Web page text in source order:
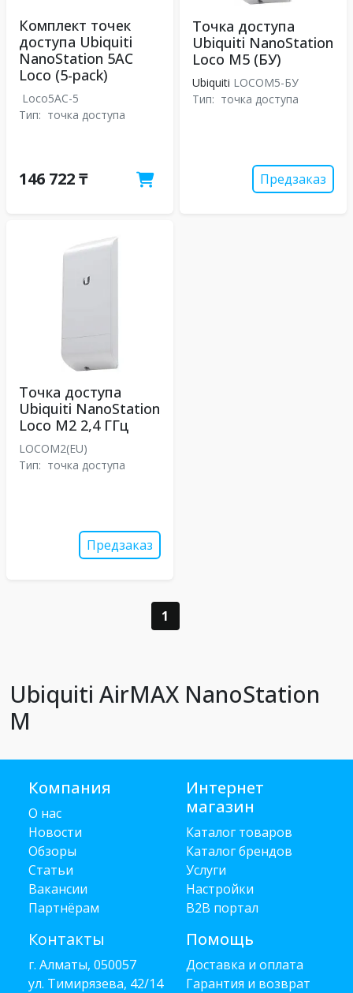
Комплект точек
доступа Ubiquiti
NanoStation 5AC
Loco (5-pack)
Loco5AC-5
Тип: точка доступа
146 722 ₸
Точка доступа
Ubiquiti NanoStation
Loco M5 (БУ)
Ubiquiti LOCOM5-БУ
Тип: точка доступа
Предзаказ
Точка доступа
Ubiquiti NanoStation
Loco M2 2,4 ГГц
LOCOM2(EU)
Тип: точка доступа
Предзаказ
1
Ubiquiti AirMAX NanoStation
M
Компания
О нас
Новости
Обзоры
Статьи
Вакансии
Партнёрам
Контакты
г. Алматы, 050057
ул. Тимирязева, 42/14
Интернет
магазин
Каталог товаров
Каталог брендов
Услуги
Настройки
B2B портал
Помощь
Доставка и оплата
Гарантия и возврат